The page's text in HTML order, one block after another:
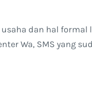
dan hal formal
Wa, SMS yang